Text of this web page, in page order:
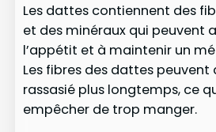
Les dattes contiennent des
et des minéraux qui peuvent
l’appétit et à maintenir un
Les fibres des dattes peuvent
rassasié plus longtemps, ce
empêcher de trop manger.